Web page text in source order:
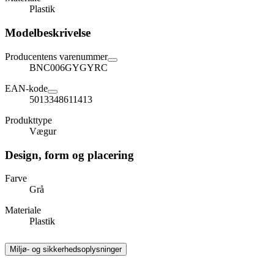
Plastik
Modelbeskrivelse
Producentens varenummer
BNC006GYGYRC
EAN-kode
5013348611413
Produkttype
Vægur
Design, form og placering
Farve
Grå
Materiale
Plastik
Miljø- og sikkerhedsoplysninger